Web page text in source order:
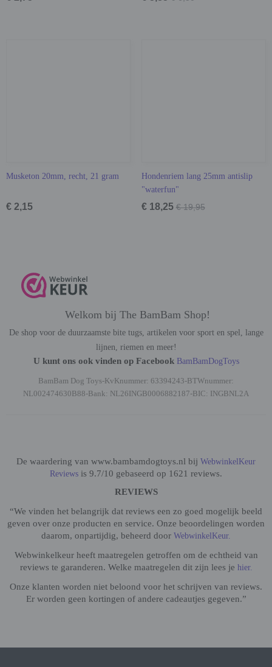
Musketon 20mm, recht, 21 gram
€ 2,15
Hondenriem lang 25mm antislip
"waterfun"
€ 18,25 € 19,95
Welkom bij The BamBam Shop!
De shop voor de duurzaamste bite tugs, artikelen voor sport en spel, lange
lijnen, riemen en meer!
U kunt ons ook vinden op Facebook BamBamDogToys
BamBam Dog Toys-KvKnummer: 63394243-BTWnummer:
NL002474630B88-Bank: NL26INGB0006882187-BIC: INGBNL2A
De waardering van www.bambamdogtoys.nl bij WebwinkelKeur
Reviews is 9.7/10 gebaseerd op 1621 reviews.
REVIEWS
“We vinden het belangrijk dat reviews een zo goed mogelijk beeld
geven over onze producten en service. Onze beoordelingen worden
daarom, onpartijdig, beheerd door WebwinkelKeur.
Webwinkelkeur heeft maatregelen getroffen om de echtheid van
reviews te garanderen. Welke maatregelen dit zijn lees je hier.
Onze klanten worden niet beloond voor het schrijven van reviews.
Er worden geen kortingen of andere cadeautjes gegeven.”